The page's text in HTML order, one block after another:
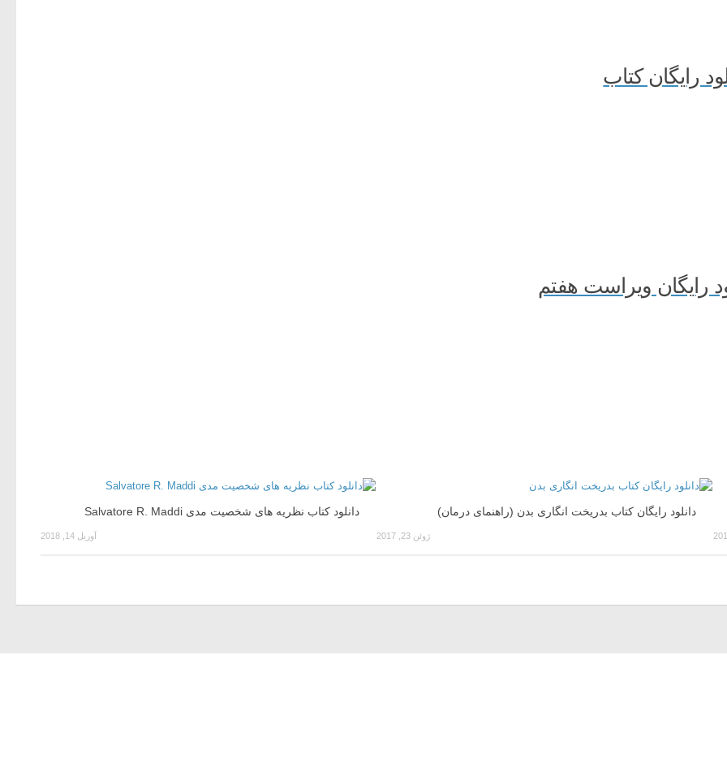
رایگان کتاب
رایگان ویراست هفتم
دانلود کتاب نظریه های شخصیت مدی Salvatore R. Maddi
آوریل 14, 2018
دانلود رایگان کتاب بدریخت انگاری بدن (راهنمای درمان)
ژوئن 23, 2017